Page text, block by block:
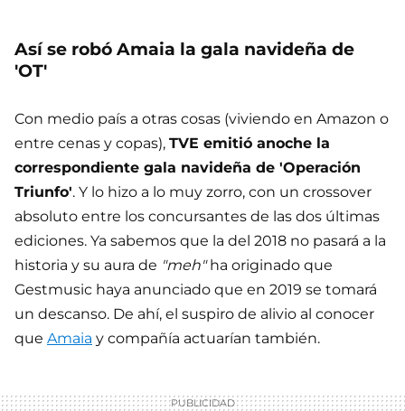
Así se robó Amaia la gala navideña de
'OT'
Con medio país a otras cosas (viviendo en Amazon o
entre cenas y copas), TVE emitió anoche la
correspondiente gala navideña de 'Operación
Triunfo'. Y lo hizo a lo muy zorro, con un crossover
absoluto entre los concursantes de las dos últimas
ediciones. Ya sabemos que la del 2018 no pasará a la
historia y su aura de "meh"ha originado que
Gestmusic haya anunciado que en 2019 se tomará
un descanso. De ahí, el suspiro de alivio al conocer
que Amaia y compañía actuarían también.